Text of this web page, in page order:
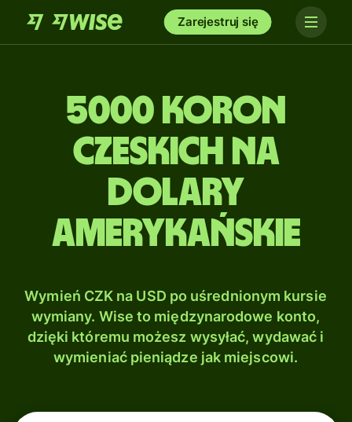
Zarejestruj się
5000 Koron
czeskich na
Dolary
amerykańskie
Wymień CZK na USD po uśrednionym kursie
wymiany. Wise to międzynarodowe konto,
dzięki któremu możesz wysyłać, wydawać i
wymieniać pieniądze jak miejscowi.